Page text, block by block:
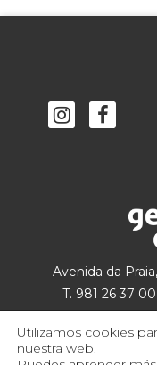
Avenida da
T. 981 26 37
Utilizamos cookies
nuestra web.